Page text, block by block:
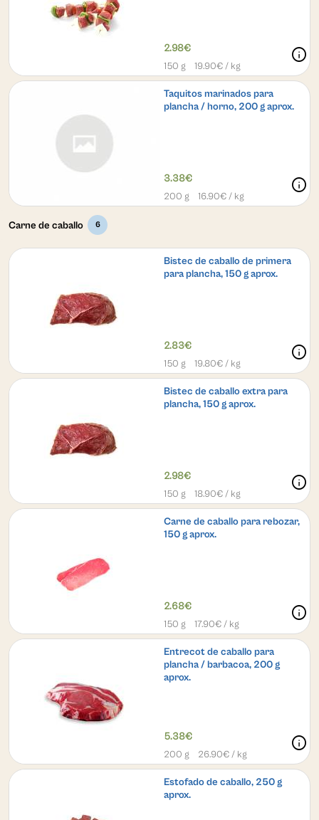
2.98€
150 g 19.90€ / kg
info
Taquitos marinados para
plancha / horno, 200 g aprox.
3.38€
200 g 16.90€ / kg
info
Carne de caballo 6
Bistec de caballo de primera
para plancha, 150 g aprox.
2.83€
150 g 19.80€ / kg
info
Bistec de caballo extra para
plancha, 150 g aprox.
2.98€
150 g 18.90€ / kg
info
Carne de caballo para rebozar,
150 g aprox.
2.68€
150 g 17.90€ / kg
info
Entrecot de caballo para
plancha / barbacoa, 200 g
aprox.
5.38€
200 g 26.90€ / kg
info
Estofado de caballo, 250 g
aprox.